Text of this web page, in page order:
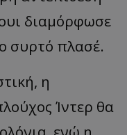
διαμόρφωσε
συρτό πλασέ.
η
Ίντερ θα